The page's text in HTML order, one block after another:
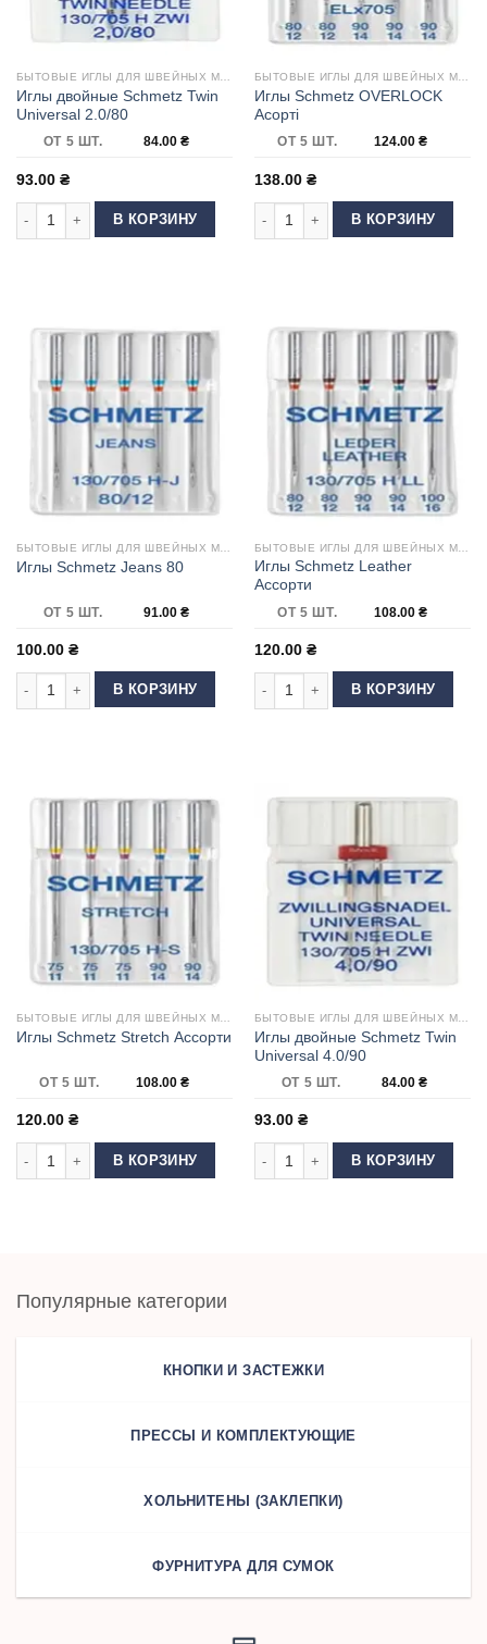
БЫТОВЫЕ ИГЛЫ ДЛЯ ШВЕЙНЫХ МАШИН
Иглы двойные Schmetz Twin
Universal 2.0/80
ОТ 5 ШТ. 84.00 ₴
93.00 ₴
Количество товара Иглы двойные Schmetz Twin Universal 2.0/80
В КОРЗИНУ
БЫТОВЫЕ ИГЛЫ ДЛЯ ШВЕЙНЫХ МАШИН
Иглы Schmetz OVERLOCK
Асорті
ОТ 5 ШТ. 124.00 ₴
138.00 ₴
Количество товара Иглы Schmetz
В КОРЗИНУ
Иглы Schmetz Jeans 80
ОТ 5 ШТ. 91.00 ₴
100.00 ₴
Количество товара Иглы Schmetz Jeans 80
В КОРЗИНУ
Иглы Schmetz Leather
Ассорти
ОТ 5 ШТ. 108.00 ₴
120.00 ₴
Количество товара Иглы Schmetz
В КОРЗИНУ
Иглы Schmetz Stretch Ассорти
ОТ 5 ШТ. 108.00 ₴
120.00 ₴
Количество товара Иглы Schmetz Stretch Ассорти
В КОРЗИНУ
Иглы двойные Schmetz Twin
Universal 4.0/90
ОТ 5 ШТ. 84.00 ₴
93.00 ₴
Количество товара Иглы двойные
В КОРЗИНУ
Популярные категории
КНОПКИ И ЗАСТЕЖКИ
ПРЕССЫ И КОМПЛЕКТУЮЩИЕ
ХОЛЬНИТЕНЫ (ЗАКЛЕПКИ)
ФУРНИТУРА ДЛЯ СУМОК